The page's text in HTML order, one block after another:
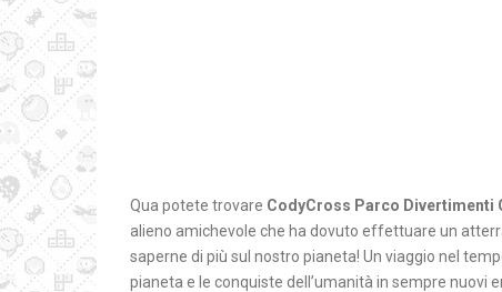
Qua potete trovare CodyCross Parco Divertimenti
alieno amichevole che ha dovuto effettuare un
saperne di più sul nostro pianeta! Un viaggio nel
pianeta e le conquiste dell’umanità in sempre nuovi